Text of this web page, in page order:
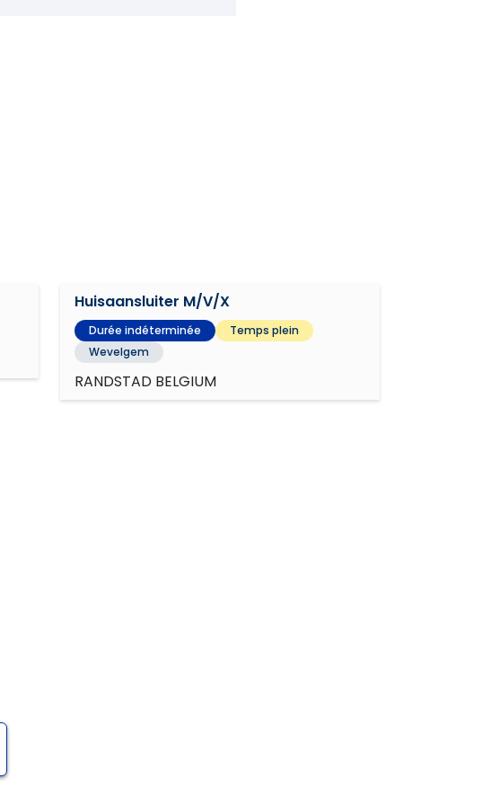
Huisaansluiter M/V/X
Durée indéterminée
Temps plein
Wevelgem
RANDSTAD BELGIUM